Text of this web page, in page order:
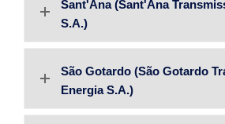
Sant'Ana (Sant'Ana
S.A.)
São Gotardo (São Gotardo
Energia S.A.)